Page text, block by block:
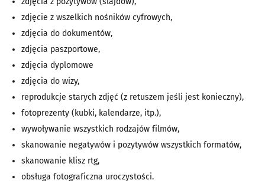
zdjęcie z wszelkich nośników cyfrowych,
zdjęcia do dokumentów,
zdjęcia paszportowe,
zdjęcia dyplomowe
zdjęcia do wizy,
reprodukcje starych zdjęć (z retuszem jeśli jest konieczny),
fotoprezenty (kubki, kalendarze, itp.),
wywoływanie wszystkich rodzajów filmów,
skanowanie negatywów i pozytywów wszystkich formatów,
skanowanie klisz rtg,
obsługa fotograficzna uroczystości.